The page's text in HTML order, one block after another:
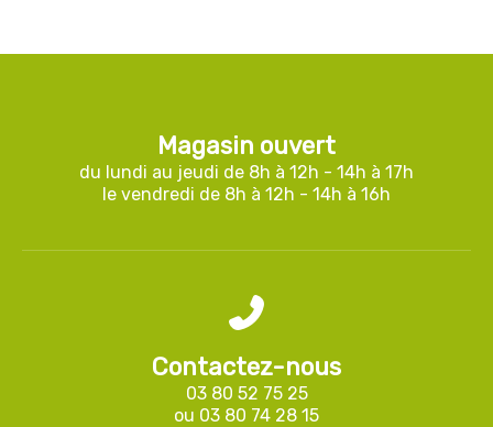
Magasin ouvert
du lundi au jeudi de 8h à 12h - 14h à 17h
le vendredi de 8h à 12h - 14h à 16h
Contactez-nous
03 80 52 75 25
ou 03 80 74 28 15